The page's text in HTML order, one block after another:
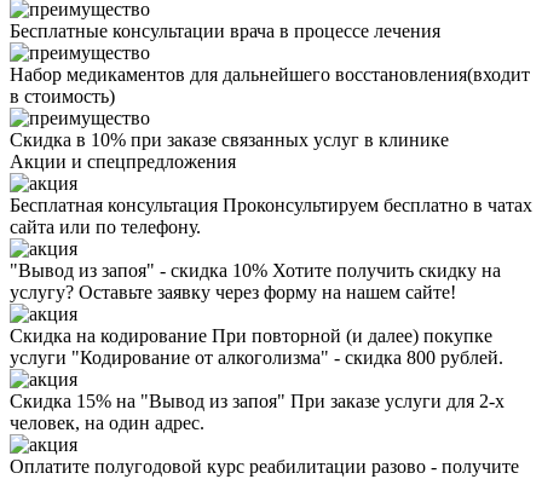
Бесплатные консультации врача в процессе лечения
Набор медикаментов для дальнейшего восстановления(входит
в стоимость)
Скидка в 10% при заказе связанных услуг в клинике
Акции и спецпредложения
Бесплатная консультация Проконсультируем бесплатно в чатах
сайта или по телефону.
"Вывод из запоя" - скидка 10% Хотите получить скидку на
услугу? Оставьте заявку через форму на нашем сайте!
Скидка на кодирование При повторной (и далее) покупке
услуги "Кодирование от алкоголизма" - скидка 800 рублей.
Скидка 15% на "Вывод из запоя" При заказе услуги для 2-х
человек, на один адрес.
Оплатите полугодовой курс реабилитации разово - получите